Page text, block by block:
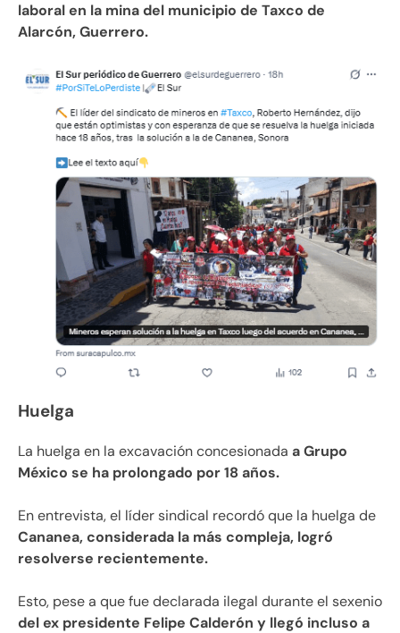
laboral en la mina del municipio de Taxco de
Alarcón, Guerrero.
Huelga
La huelga en la excavación concesionada a Grupo
México se ha prolongado por 18 años.
En entrevista, el líder sindical recordó que la huelga de
Cananea, considerada la más compleja, logró
resolverse recientemente.
Esto, pese a que fue declarada ilegal durante el sexenio
del ex presidente Felipe Calderón y llegó incluso a